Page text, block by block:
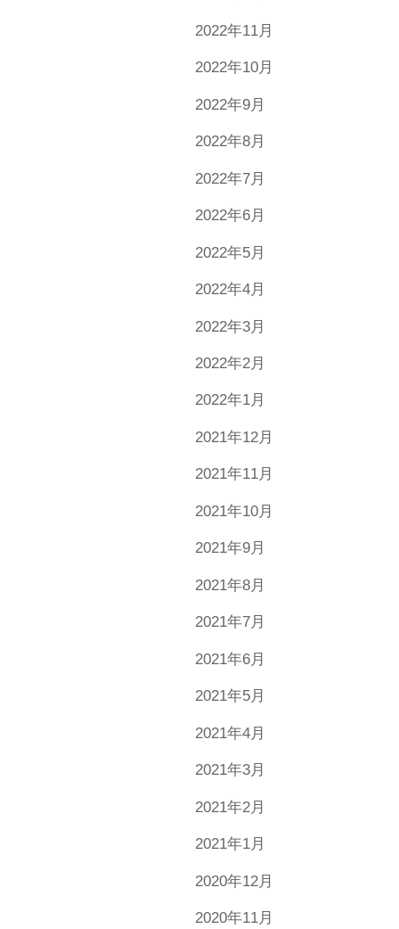
2022年11月
2022年10月
2022年9月
2022年8月
2022年7月
2022年6月
2022年5月
2022年4月
2022年3月
2022年2月
2022年1月
2021年12月
2021年11月
2021年10月
2021年9月
2021年8月
2021年7月
2021年6月
2021年5月
2021年4月
2021年3月
2021年2月
2021年1月
2020年12月
2020年11月